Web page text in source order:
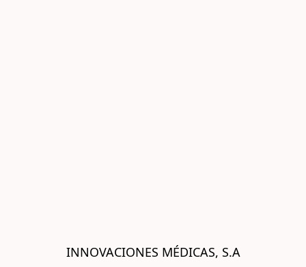
INNOVACIONES MÉDICAS, S.A